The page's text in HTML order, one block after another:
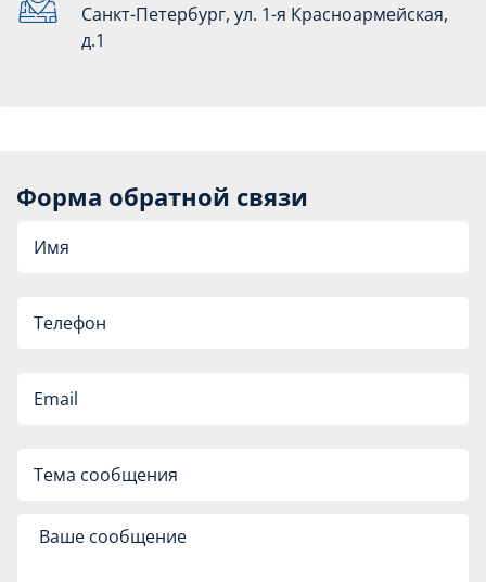
Санкт-Петербург, ул. 1-я Красноармейская,
д.1
Форма обратной связи